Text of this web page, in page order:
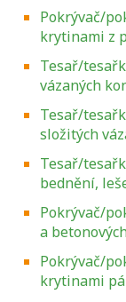
Pokrývač/
krytinami z
Tesař/
vázaných
Tesař/
složitých
Tesař/
bednění,
Pokrývač/
a
Pokrývač/
krytinami